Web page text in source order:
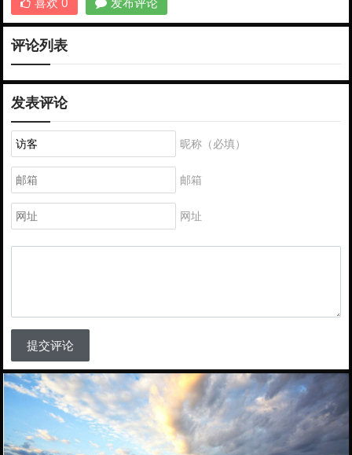
评论列表
发表评论
昵称（必填）
邮箱
网址
提交评论